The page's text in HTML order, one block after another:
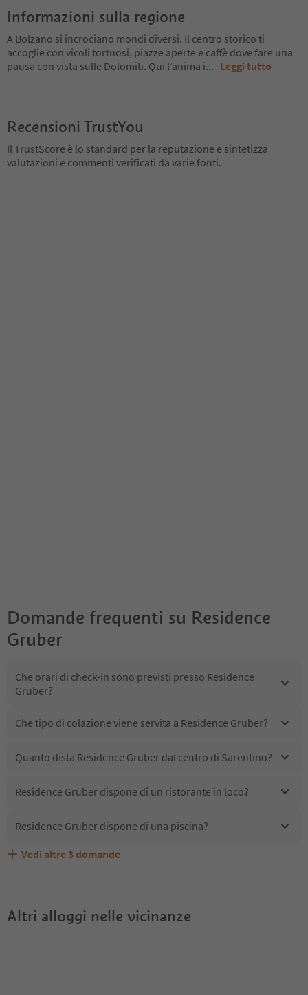
Informazioni sulla regione
A Bolzano si incrociano mondi diversi. Il centro storico ti
accoglie con vicoli tortuosi, piazze aperte e caffè dove fare una
pausa con vista sulle Dolomiti. Qui l’anima i... Leggi tutto
Recensioni TrustYou
Il TrustScore è lo standard per la reputazione e sintetizza
valutazioni e commenti verificati da varie fonti.
Domande frequenti su Residence
Gruber
Che orari di check-in sono previsti presso Residence
Gruber?
Che tipo di colazione viene servita a Residence Gruber?
Quanto dista Residence Gruber dal centro di Sarentino?
Residence Gruber dispone di un ristorante in loco?
Residence Gruber dispone di una piscina?
Residence Gruber accetta animali domestici?
Quali servizi/attività sono disponibili presso Residence
Gli ospiti di Residence Gruber ricevono l'Alto Adige Guest
Vedi altre 3 domande
Altri alloggi nelle vicinanze